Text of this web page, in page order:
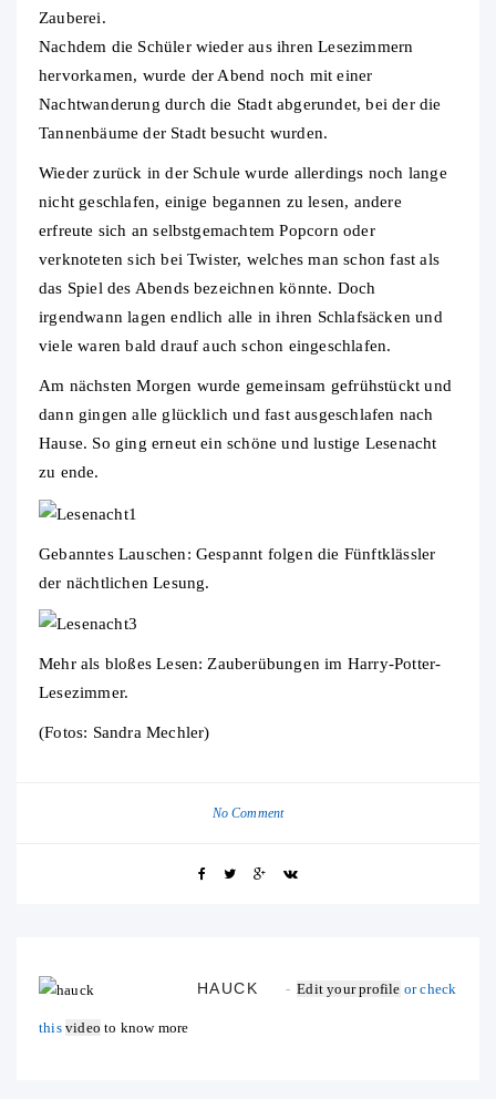
Zauberei.
Nachdem die Schüler wieder aus ihren Lesezimmern
hervorkamen, wurde der Abend noch mit einer
Nachtwanderung durch die Stadt abgerundet, bei der die
Tannenbäume der Stadt besucht wurden.
Wieder zurück in der Schule wurde allerdings noch lange
nicht geschlafen, einige begannen zu lesen, andere
erfreute sich an selbstgemachtem Popcorn oder
verknoteten sich bei Twister, welches man schon fast als
das Spiel des Abends bezeichnen könnte. Doch
irgendwann lagen endlich alle in ihren Schlafsäcken und
viele waren bald drauf auch schon eingeschlafen.
Am nächsten Morgen wurde gemeinsam gefrühstückt und
dann gingen alle glücklich und fast ausgeschlafen nach
Hause. So ging erneut ein schöne und lustige Lesenacht
zu ende.
Gebanntes Lauschen: Gespannt folgen die Fünftklässler
der nächtlichen Lesung.
Mehr als bloßes Lesen: Zauberübungen im Harry-Potter-
Lesezimmer.
(Fotos: Sandra Mechler)
No Comment
HAUCK Edit your profile or check
this video to know more